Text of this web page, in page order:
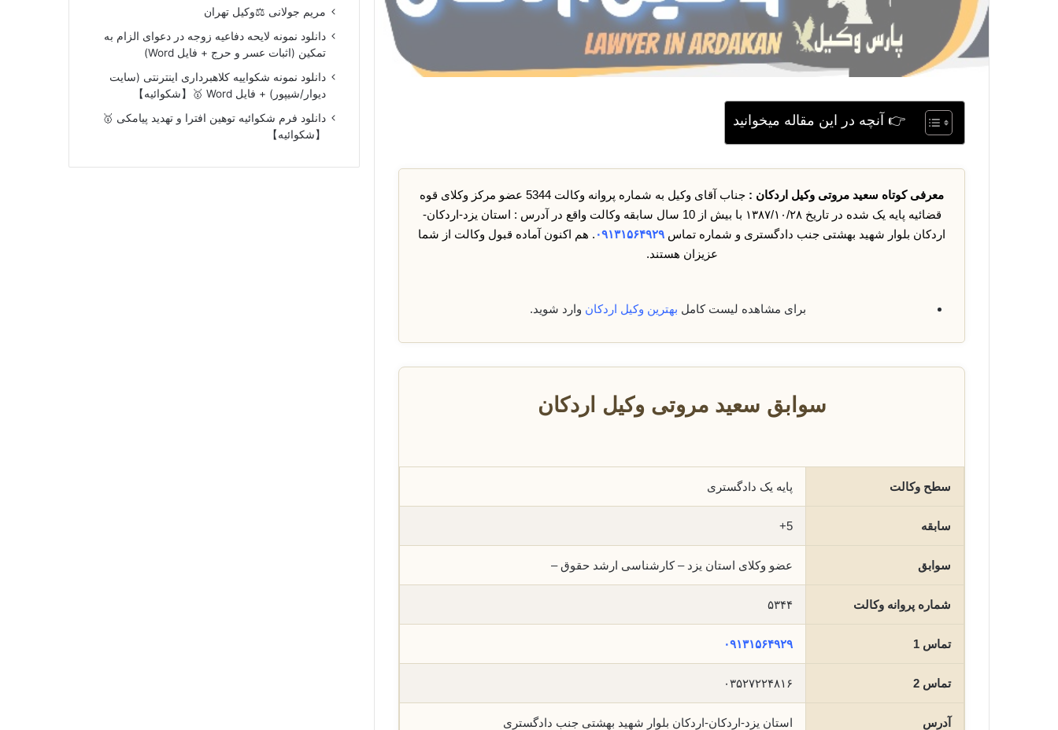
👉 آنچه در این مقاله میخوانید
معرفی کوتاه سعید مروتی وکیل اردکان :
جناب آقای وکیل به شماره پروانه وکالت 5344 عضو مرکز وکلای قوه
قضائیه پایه یک شده در تاریخ ۱۳۸۷/۱۰/۲۸ با بیش از 10 سال سابقه وکالت واقع در آدرس : استان یزد-اردکان-
اردکان بلوار شهید بهشتی جنب دادگستری و شماره تماس ۰۹۱۳۱۵۶۴۹۲۹ . هم اکنون آماده قبول وکالت از شما
عزیزان هستند.
برای مشاهده لیست کامل بهترین وکیل اردکان وارد شوید.
سوابق سعید مروتی وکیل اردکان
سطح وکالت پایه یک دادگستری
سابقه 5+
سوابق عضو وکلای استان یزد – کارشناسی ارشد حقوق –
شماره پروانه وکالت ۵۳۴۴
تماس 1 ۰۹۱۳۱۵۶۴۹۲۹
تماس 2 ۰۳۵۲۷۲۲۴۸۱۶
آدرس استان یزد-اردکان-اردکان بلوار شهید بهشتی جنب دادگستری
مریم جولانی ⚖️وکیل تهران
دانلود نمونه لایحه دفاعیه زوجه در دعوای الزام به
تمکین (اثبات عسر و حرج + فایل Word)
دانلود نمونه شکواییه کلاهبرداری اینترنتی (سایت
دیوار/شیپور) + فایل Word 🥇【شکوائیه】
دانلود فرم شکوائیه توهین افترا و تهدید پیامکی 🥇
【شکوائیه】